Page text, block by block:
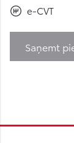
e-CVT
Saņemt